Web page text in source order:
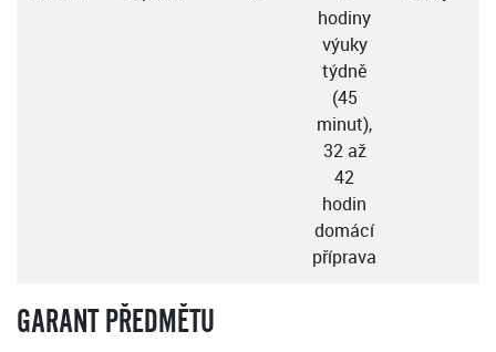
hodiny
výuky
týdně
(45
minut),
32 až
42
hodin
domácí
příprava
GARANT PŘEDMĚTU